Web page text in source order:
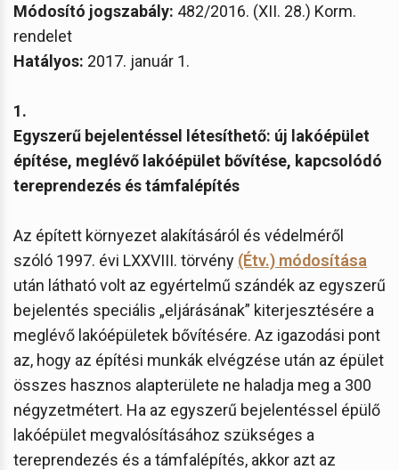
Módosító jogszabály: 482/2016. (XII. 28.) Korm.
rendelet
Hatályos: 2017. január 1.
1.
Egyszerű bejelentéssel létesíthető: új lakóépület
építése, meglévő lakóépület bővítése, kapcsolódó
tereprendezés és támfalépítés
Az épített környezet alakításáról és védelméről
szóló 1997. évi LXXVIII. törvény (Étv.) módosítása
után látható volt az egyértelmű szándék az egyszerű
bejelentés speciális „eljárásának” kiterjesztésére a
meglévő lakóépületek bővítésére. Az igazodási pont
az, hogy az építési munkák elvégzése után az épület
összes hasznos alapterülete ne haladja meg a 300
négyzetmétert. Ha az egyszerű bejelentéssel épülő
lakóépület megvalósításához szükséges a
tereprendezés és a támfalépítés, akkor azt az